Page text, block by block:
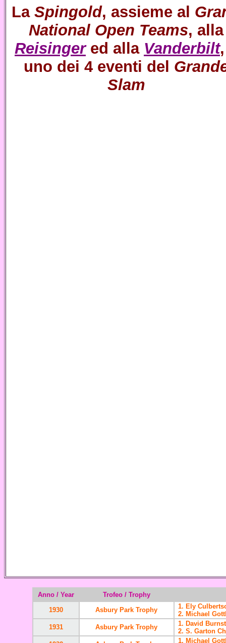
La Spingold, assieme al
National Open Teams, alla
Reisingered alla Vanderbilt
uno dei 4 eventi del
Slam
Anno /Year Trofeo / Trophy
1930
Asbury Park Trophy
1. Ely
2. Michael
1931
Asbury Park Trophy
1. David
2. S. Garton
1. Michael